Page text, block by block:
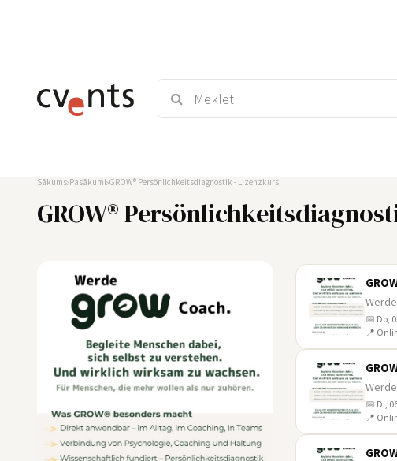
Sākums Pasākumi GROW® Persönlichkeitsdiagnostik - Lizenzkurs
GROW®
📅 Do,
📍
📅 Di,
📍